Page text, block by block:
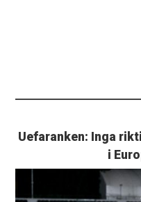
Uefaranken: Inga
i